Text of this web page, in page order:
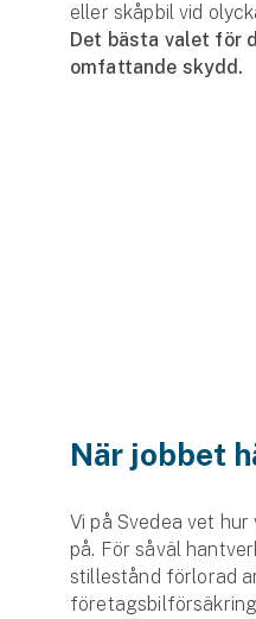
eller skåpbil vid
Det bästa valet för
omfattande skydd.
När jobbet
Vi på Svedea vet
på. För såväl
stillestånd förlorad